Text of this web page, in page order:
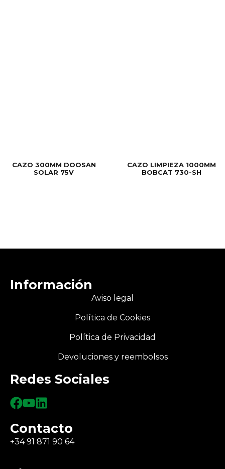
CAZO 300MM DOOSAN
SOLAR 75V
CAZO LIMPIEZA 1000MM
BOBCAT 730-SH
Información
Aviso legal
Política de Cookies
Política de Privacidad
Devoluciones y reembolsos
Redes Sociales
Contacto
+34 91 871 90 64